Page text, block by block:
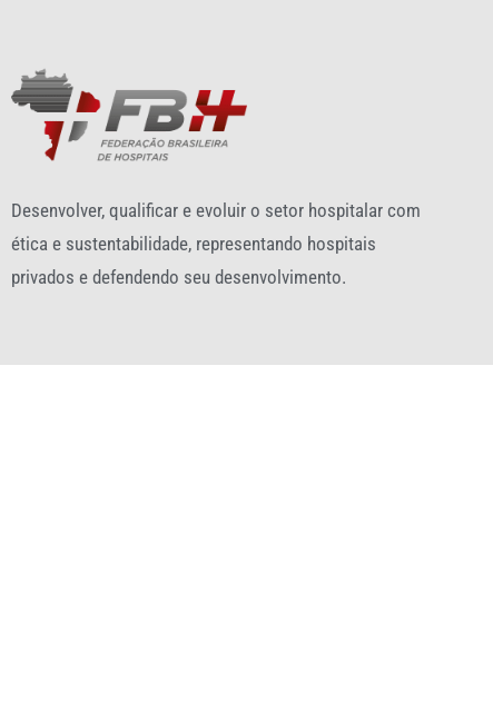
Desenvolver, qualificar e evoluir o setor hospitalar com
ética e sustentabilidade, representando hospitais
privados e defendendo seu desenvolvimento.